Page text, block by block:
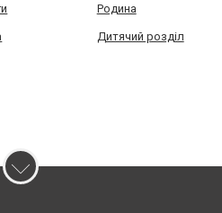
Родина
Дитячий розділ